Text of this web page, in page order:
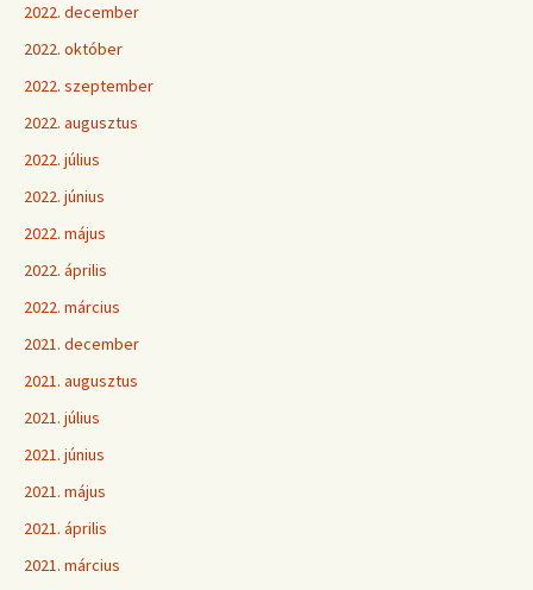
2022. december
2022. október
2022. szeptember
2022. augusztus
2022. július
2022. június
2022. május
2022. április
2022. március
2021. december
2021. augusztus
2021. július
2021. június
2021. május
2021. április
2021. március